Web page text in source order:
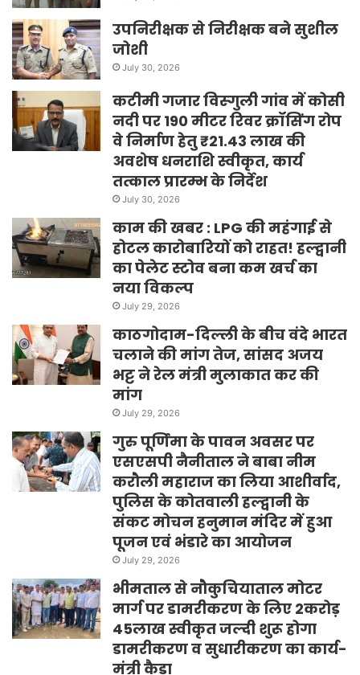
उपनिरीक्षक से निरीक्षक बने सुशील
जोशी
July 30, 2026
कटीमी गजार विस्गुली गांव में कोसी
नदी पर 190 मीटर रिवर क्रॉसिंग रोप
वे निर्माण हेतु ₹21.43 लाख की
अवशेष धनराशि स्वीकृत, कार्य
तत्काल प्रारम्भ के निर्देश
July 30, 2026
काम की खबर : LPG की महंगाई से
होटल कारोबारियों को राहत! हल्द्वानी
का पेलेट स्टोव बना कम खर्च का
नया विकल्प
July 29, 2026
काठगोदाम-दिल्ली के बीच वंदे भारत
चलाने की मांग तेज, सांसद अजय
भट्ट ने रेल मंत्री मुलाकात कर की
मांग
July 29, 2026
गुरु पूर्णिमा के पावन अवसर पर
एसएसपी नैनीताल ने बाबा नीम
करौली महाराज का लिया आशीर्वाद,
पुलिस के कोतवाली हल्द्वानी के
संकट मोचन हनुमान मंदिर में हुआ
पूजन एवं भंडारे का आयोजन
July 29, 2026
भीमताल से नौकुचियाताल मोटर
मार्ग पर डामरीकरण के लिए 2करोड़
45लाख स्वीकृत जल्दी शुरू होगा
डामरीकरण व सुधारीकरण का कार्य-
मंत्री कैड़ा